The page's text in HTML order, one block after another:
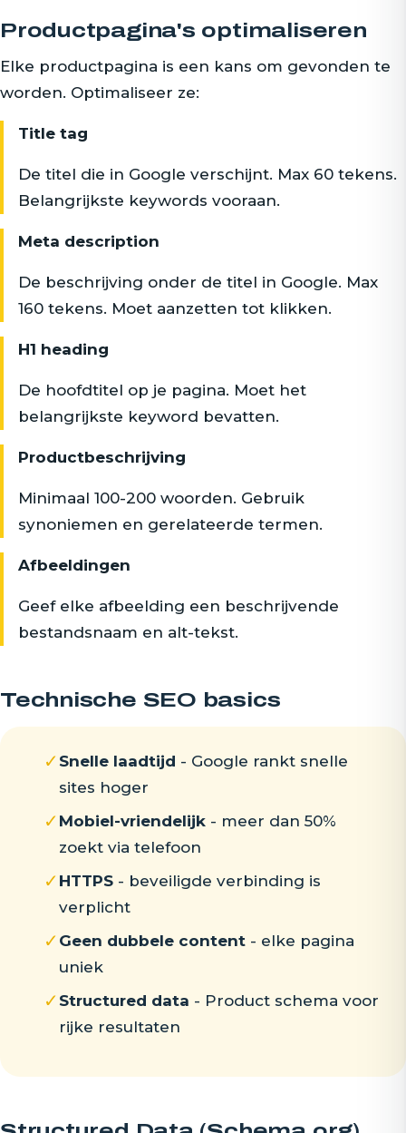
Productpagina's optimaliseren
Elke productpagina is een kans om gevonden te
worden. Optimaliseer ze:
Title tag
De titel die in Google verschijnt. Max 60 tekens.
Belangrijkste keywords vooraan.
Meta description
De beschrijving onder de titel in Google. Max
160 tekens. Moet aanzetten tot klikken.
H1 heading
De hoofdtitel op je pagina. Moet het
belangrijkste keyword bevatten.
Productbeschrijving
Minimaal 100-200 woorden. Gebruik
synoniemen en gerelateerde termen.
Afbeeldingen
Geef elke afbeelding een beschrijvende
bestandsnaam en alt-tekst.
Technische SEO basics
✓ Snelle laadtijd - Google rankt snelle
sites hoger
✓ Mobiel-vriendelijk - meer dan 50%
zoekt via telefoon
✓ HTTPS - beveiligde verbinding is
verplicht
✓ Geen dubbele content - elke pagina
uniek
✓ Structured data - Product schema voor
rijke resultaten